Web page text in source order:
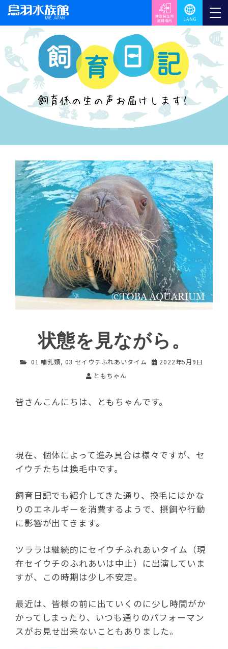
状態を見ながら。
01 哺乳類, 03 セイウチふれあいタイム
2022年5月9日
ともちゃん
皆さんこんにちは、ともちゃんです。
現在、個体によって進み具合は様々ですが、セ
イウチたちは換毛中です。
飼育日記でも紹介してきた通り、換毛にはかな
りのエネルギーを消費するようで、摂餌や行動
に影響が出てきます。
ツララは継続的にセイウチふれあいタイム（現
在セイウチのふれあいは中止）に出演していま
すが、この時期は少し不安定。
最近は、皆様の前に出ていくのに少し時間がか
かってしまったり、いつも通りのパフォーマン
スがお見せ出来ないこともありました。